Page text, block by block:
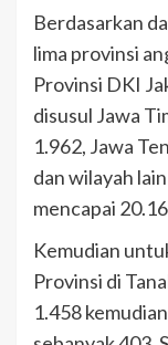
Berdasarkan
lima provinsi
Provinsi DKI
disusul Jawa
1.962, Jawa
dan wilayah
mencapai
Kemudian
Provinsi di
1.458